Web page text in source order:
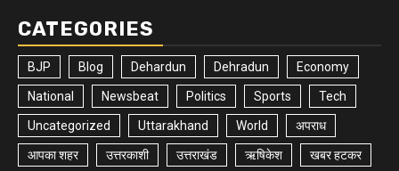
CATEGORIES
BJP Blog Dehardun Dehradun Economy
National Newsbeat Politics Sports Tech
Uncategorized Uttarakhand World अपराध
आपका शहर उत्तरकाशी उत्तराखंड ऋषिकेश खबर हटकर